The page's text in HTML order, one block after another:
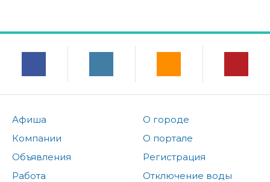
Афиша
Компании
Объявления
Работа
О городе
О портале
Регистрация
Отключение воды